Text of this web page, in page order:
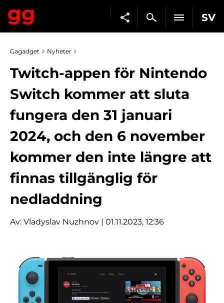
SV
Gagadget Nyheter
Twitch-appen för Nintendo
Switch kommer att sluta
fungera den 31 januari
2024, och den 6 november
kommer den inte längre att
finnas tillgänglig för
nedladdning
Av: Vladyslav Nuzhnov | 01.11.2023, 12:36